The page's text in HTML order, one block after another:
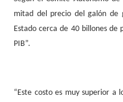
mitad del precio del galón de
Estado cerca de 40 billones de
PIB”.
“Este costo es muy superior a